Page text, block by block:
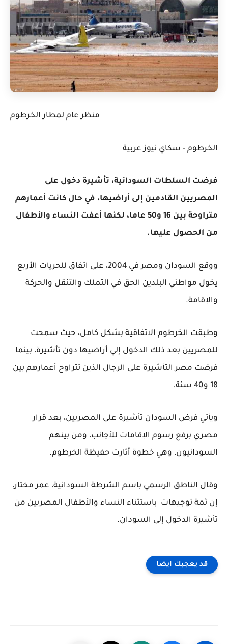
منظر عام لمطار الخرطوم
الخرطوم - سكاي نيوز عربية
فرضت السلطات السودانية، تأشيرة دخول على
المصريين القادمين إلى أراضيها، في حال كانت أعمارهم
متراوحة بين 16 و50 عاما، لكنها أعفت النساء والأطفال
من الحصول عليها.
ووقع السودان ومصر في 2004، على اتفاق للحريات الأربع
يخول مواطني البلدين الحق في التملك والتنقل والحركة
والإقامة.
وطبقت الخرطوم الاتفاقية بشكل كامل، حيث سمحت
للمصريين بعد ذلك الدخول إلي أراضيها دون تأشيرة، بينما
فرضت مصر التأشيرة على الرجال الذين تتراوح أعمارهم بين
ويأتي فرض السودان تأشيرة على المصريين، بعد قرار
مصري برفع رسوم الإقامات للأجانب، ومن بينهم
السودانيون، وهي خطوة أثارت حفيظة الخرطوم.
وقال الناطق الرسمي باسم الشرطة السودانية، عمر مختار،
إن ثمة توجيهات باستثناء النساء والأطفال المصريين من
تأشيرة الدخول إلى السودان.
قد يعجبك ايضا